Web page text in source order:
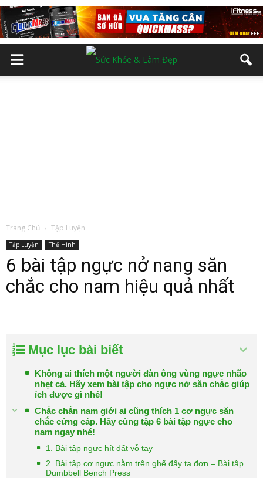
Trang Chủ Tập Luyện
Tập Luyện Thể Hình
6 bài tập ngực nở nang săn
chắc cho nam hiệu quả nhất
Mục lục bài biết
Không ai thích một người đàn ông vùng ngực nhão
nhẹt cả. Hãy xem bài tập cho ngực nở săn chắc giúp
ích được gì nhé!
Chắc chắn nam giới ai cũng thích 1 cơ ngực săn
chắc cứng cáp. Hãy cùng tập 6 bài tập ngực cho
nam ngay nhé!
1. Bài tập ngực hít đất vỗ tay
2. Bài tập cơ ngực nằm trên ghế đẩy tạ đơn – Bài tập
Dumbbell Bench Press